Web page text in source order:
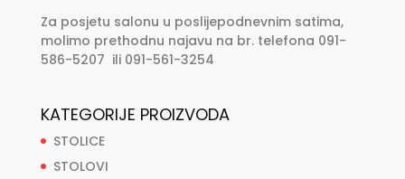
Za posjetu salonu u poslijepodnevnim satima,
molimo prethodnu najavu na br. telefona 091-
586-5207 ili 091-561-3254
KATEGORIJE PROIZVODA
STOLICE
STOLOVI